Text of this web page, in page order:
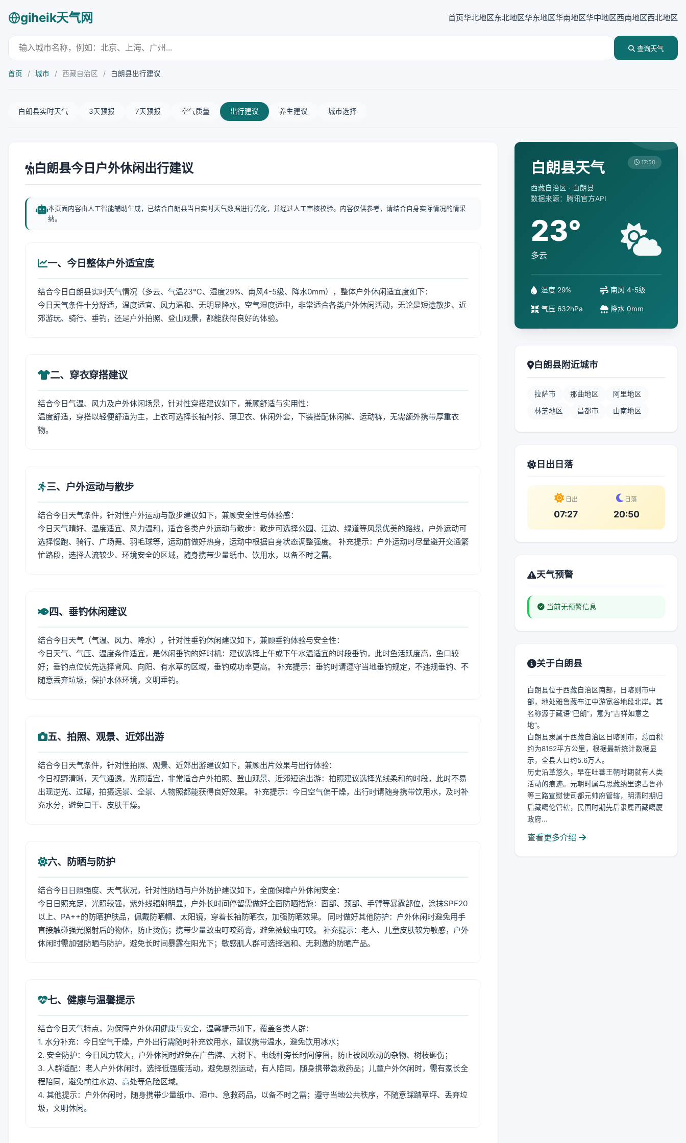
giheik天气网 首页华北地区东北地区华东地区华南地区华中地区西南地区西北地区
查询天气
首页 / 城市 / 西藏自治区 / 白朗县出行建议
白朗县实时天气 3天预报 7天预报 空气质量 出行建议 养生建议 城市选择
白朗县今日户外休闲出行建议
本页面内容由人工智能辅助生成，已结合白朗县当日实时天气数据进行优化，并经过人工审核校验。内容仅供参考，请结合自身实际情况酌情采
纳。
一、今日整体户外适宜度
结合今日白朗县实时天气情况（多云、气温23℃、湿度29%、南风4-5级、降水0mm），整体户外休闲适宜度如下：
今日天气条件十分舒适，温度适宜、风力温和、无明显降水，空气湿度适中，非常适合各类户外休闲活动，无论是短途散步、近
郊游玩、骑行、垂钓，还是户外拍照、登山观景，都能获得良好的体验。
二、穿衣穿搭建议
结合今日气温、风力及户外休闲场景，针对性穿搭建议如下，兼顾舒适与实用性：
温度舒适，穿搭以轻便舒适为主，上衣可选择长袖衬衫、薄卫衣、休闲外套，下装搭配休闲裤、运动裤，无需额外携带厚重衣
物。
三、户外运动与散步
结合今日天气条件，针对性户外运动与散步建议如下，兼顾安全性与体验感：
今日天气晴好、温度适宜、风力温和，适合各类户外运动与散步：散步可选择公园、江边、绿道等风景优美的路线，户外运动可
选择慢跑、骑行、广场舞、羽毛球等，运动前做好热身，运动中根据自身状态调整强度。 补充提示：户外运动时尽量避开交通繁
忙路段，选择人流较少、环境安全的区域，随身携带少量纸巾、饮用水，以备不时之需。
四、垂钓休闲建议
结合今日天气（气温、风力、降水），针对性垂钓休闲建议如下，兼顾垂钓体验与安全性：
今日天气、气压、温度条件适宜，是休闲垂钓的好时机：建议选择上午或下午水温适宜的时段垂钓，此时鱼活跃度高，鱼口较
好；垂钓点位优先选择背风、向阳、有水草的区域，垂钓成功率更高。 补充提示：垂钓时请遵守当地垂钓规定，不违规垂钓、不
随意丢弃垃圾，保护水体环境，文明垂钓。
五、拍照、观景、近郊出游
结合今日天气条件，针对性拍照、观景、近郊出游建议如下，兼顾出片效果与出行体验：
今日视野清晰，天气通透，光照适宜，非常适合户外拍照、登山观景、近郊短途出游：拍照建议选择光线柔和的时段，此时不易
出现逆光、过曝，拍摄远景、全景、人物照都能获得良好效果。 补充提示：今日空气偏干燥，出行时请随身携带饮用水，及时补
充水分，避免口干、皮肤干燥。
六、防晒与防护
结合今日日照强度、天气状况，针对性防晒与户外防护建议如下，全面保障户外休闲安全：
今日日照充足，光照较强，紫外线辐射明显，户外长时间停留需做好全面防晒措施：面部、颈部、手臂等暴露部位，涂抹SPF20
以上、PA++的防晒护肤品，佩戴防晒帽、太阳镜，穿着长袖防晒衣，加强防晒效果。 同时做好其他防护：户外休闲时避免用手
直接触碰强光照射后的物体，防止烫伤；携带少量蚊虫叮咬药膏，避免被蚊虫叮咬。 补充提示：老人、儿童皮肤较为敏感，户外
休闲时需加强防晒与防护，避免长时间暴露在阳光下；敏感肌人群可选择温和、无刺激的防晒产品。
七、健康与温馨提示
结合今日天气特点，为保障户外休闲健康与安全，温馨提示如下，覆盖各类人群：
1. 水分补充：今日空气干燥，户外出行需随时补充饮用水，建议携带温水，避免饮用冰水；
2. 安全防护：今日风力较大，户外休闲时避免在广告牌、大树下、电线杆旁长时间停留，防止被风吹动的杂物、树枝砸伤；
3. 人群适配：老人户外休闲时，选择低强度活动，避免剧烈运动，有人陪同，随身携带急救药品；儿童户外休闲时，需有家长全
程陪同，避免前往水边、高处等危险区域。
4. 其他提示：户外休闲时，随身携带少量纸巾、湿巾、急救药品，以备不时之需；遵守当地公共秩序，不随意踩踏草坪、丢弃垃
圾，文明休闲。
白朗县天气
西藏自治区 · 白朗县
数据来源：腾讯官方API
17:50
23°
多云
湿度 29% 南风 4-5级
气压 632hPa 降水 0mm
白朗县附近城市
拉萨市 那曲地区 阿里地区
林芝地区 昌都市 山南地区
日出日落
日出
07:27
日落
20:50
天气预警
当前无预警信息
关于白朗县
白朗县位于西藏自治区南部，日喀则市中
部，地处雅鲁藏布江中游宽谷地段北岸。其
名称源于藏语“巴朗”，意为“吉祥如意之
地”。
白朗县隶属于西藏自治区日喀则市，总面积
约为8152平方公里，根据最新统计数据显
示，全县人口约5.6万人。
历史沿革悠久，早在吐蕃王朝时期就有人类
活动的痕迹。元朝时属乌思藏纳里速古鲁孙
等三路宣慰使司都元帅府管辖，明清时期归
后藏噶伦管辖，民国时期先后隶属西藏噶厦
政府...
查看更多介绍